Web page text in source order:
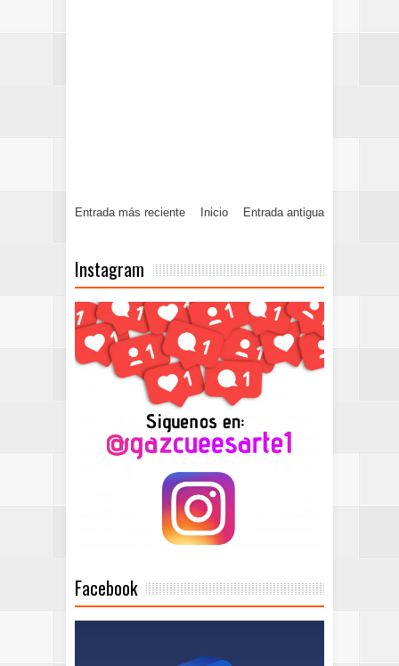
Entrada más reciente Entrada antigua
Inicio
Instagram
Facebook